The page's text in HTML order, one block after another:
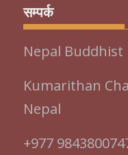
सम्पर्क
Nepal Buddhist
Kumarithan
Nepal
+977